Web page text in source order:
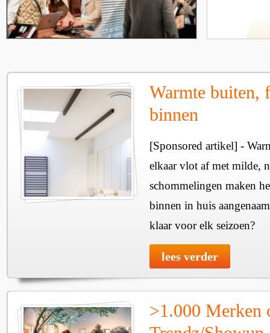
Warmte buiten,
binnen
[Sponsored artikel] -
elkaar vlot af met milde,
schommelingen maken
binnen in huis
klaar voor elk seizoen?
lees verder
>1.000 Merken